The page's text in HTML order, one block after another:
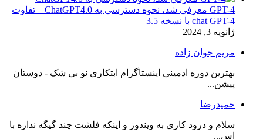
GPT-4 معرفی شد، نحوه دسترسی به ChatGPT4.0 – تفاوت
chat GPT-4 با نسخه 3.5
ژانویه 3, 2024
مریم جوان زاده
بهترین دوره ادمینی اینستاگرام ابتکاری نو بی شک - دوستان
پیشن...
حمیدرضا
سلام و درود کاری به ویندوز و اینکه فلشت چند گیگه نداره با
اس...